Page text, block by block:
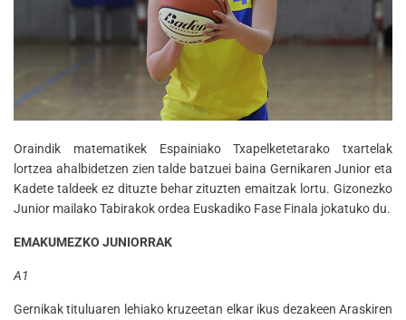
Oraindik matematikek Espainiako Txapelketetarako txartelak
lortzea ahalbidetzen zien talde batzuei baina Gernikaren Junior eta
Kadete taldeek ez dituzte behar zituzten emaitzak lortu. Gizonezko
Junior mailako Tabirakok ordea Euskadiko Fase Finala jokatuko du.
EMAKUMEZKO JUNIORRAK
A1
Gernikak tituluaren lehiako kruzeetan elkar ikus dezakeen Araskiren